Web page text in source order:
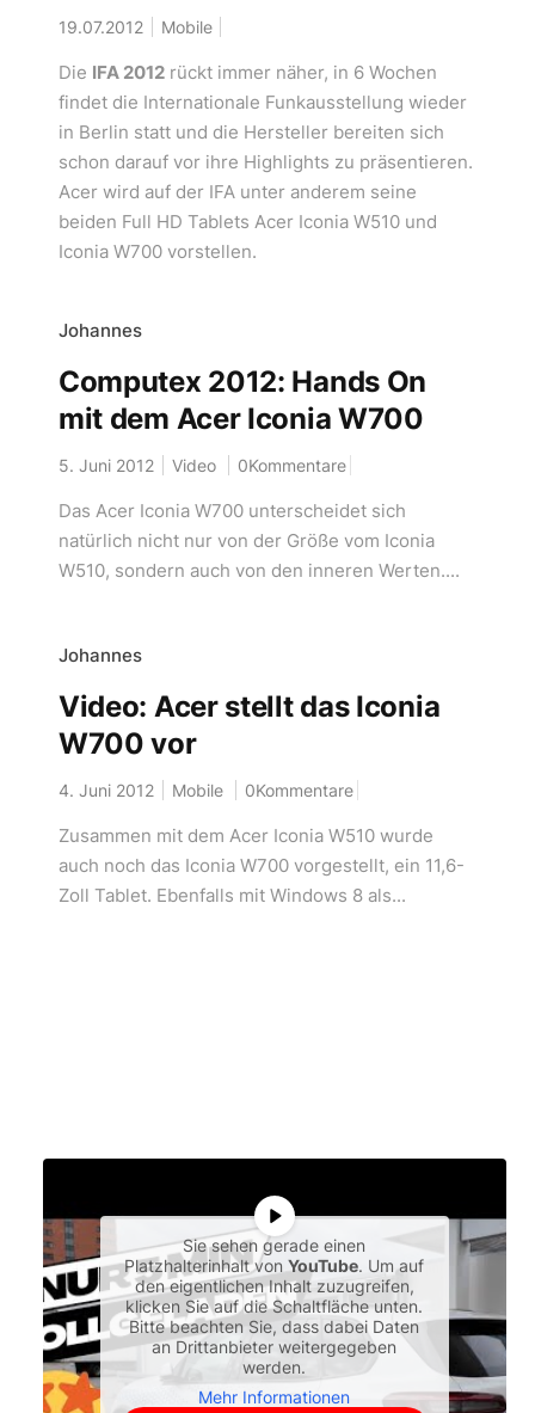
19.07.2012 Mobile
Die IFA 2012rückt immer näher, in 6 Wochen
findet die Internationale Funkausstellung wieder
in Berlin statt und die Hersteller bereiten sich
schon darauf vor ihre Highlights zu präsentieren.
Acer wird auf der IFA unter anderem seine
beiden Full HD Tablets Acer Iconia W510 und
Iconia W700 vorstellen.
Johannes
Computex 2012: Hands On
mit dem Acer Iconia W700
5. Juni 2012 Video 0Kommentare
Das Acer Iconia W700 unterscheidet sich
natürlich nicht nur von der Größe vom Iconia
W510, sondern auch von den inneren Werten....
Johannes
Video: Acer stellt das Iconia
W700 vor
4. Juni 2012 Mobile 0Kommentare
Zusammen mit dem Acer Iconia W510 wurde
auch noch das Iconia W700 vorgestellt, ein 11,6-
Zoll Tablet. Ebenfalls mit Windows 8 als...
Sie sehen gerade einen
Platzhalterinhalt vonYouTube. Um auf
den eigentlichen Inhalt zuzugreifen,
klicken Sie auf die Schaltfläche unten.
Bitte beachten Sie, dass dabei Daten
an Drittanbieter weitergegeben
werden.
Mehr Informationen